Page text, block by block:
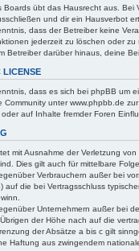
Boards übt das Hausrecht aus.
und dir ein Hausverbot
dass der Betreiber keine
jederzeit zu löschen oder zu
Betreiber darüber hinaus, deine
LICENSE
dass es sich bei phpBB um
Community unter www.phpbb.de
auf Inhalte fremder Foren
mit Ausnahme der Verletzung
Dies gilt auch für mittelbare
Verbrauchern außer bei
auf die bei Vertragsschluss
Unternehmern außer bei
der Höhe nach auf die
der Absätze a bis c gilt
Haftung aus zwingendem